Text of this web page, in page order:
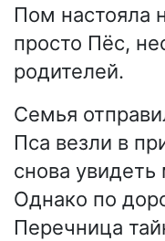
Пом настояла
просто Пёс,
родителей.
Семья
Пса везли в
снова увидеть
Однако по
Перечница